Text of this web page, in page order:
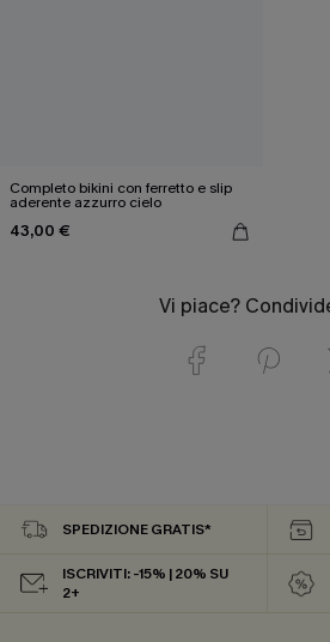
Completo bikini con ferretto e slip
aderente azzurro cielo
43,00 €
Vi piace?
SPEDIZIONE GRATIS*
ISCRIVITI: -15% | 20% SU
2+